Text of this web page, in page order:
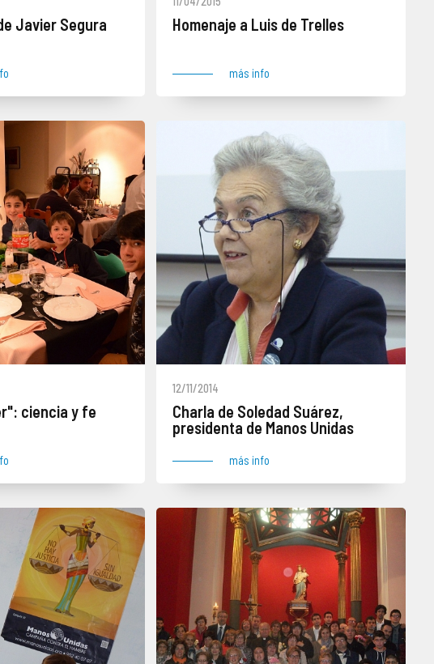
Javier Segura Homenaje a Luis de Trelles
más info
ciencia y fe
12/11/2014
Charla de Soledad Suárez,
presidenta de Manos Unidas
más info